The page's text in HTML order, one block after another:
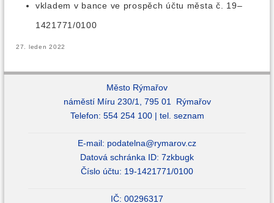
vkladem v bance ve prospěch účtu města č. 19–
1421771/0100
27. leden 2022
Město Rýmařov
náměstí Míru 230/1, 795 01 Rýmařov
Telefon: 554 254 100 | tel. seznam
E-mail: podatelna@rymarov.cz
Datová schránka ID: 7zkbugk
Číslo účtu: 19-1421771/0100
IČ: 00296317